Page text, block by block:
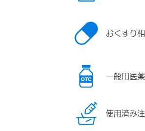
おくすり
一般用医
使用済み